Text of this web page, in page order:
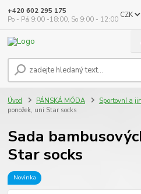
CZK
+420 602 295 175
Po - Pá 9:00 -18:00, So 9:00 - 12:00
Úvod PÁNSKÁ MÓDA Sportovní a
ponožek, uni Star socks
Sada
Star socks
Novinka